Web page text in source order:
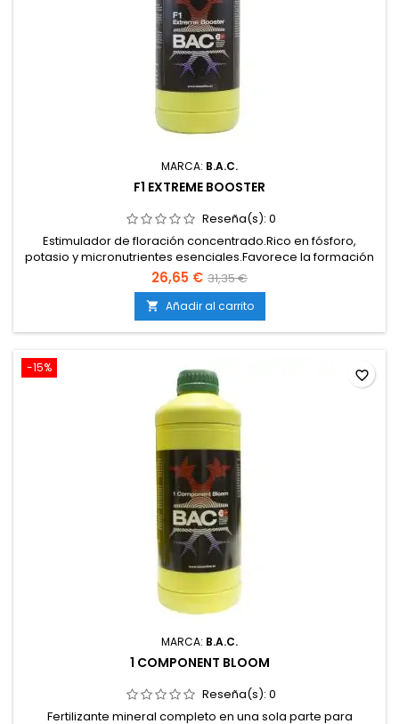
MARCA: B.A.C.
F1 EXTREME BOOSTER
Reseña(s): 0
Estimulador de floración concentrado.Rico en fósforo,
potasio y micronutrientes esenciales.Favorece la formación
de cogollos más densos y resinosos.Intensifica aromas,
sabores y producción de resina.100 % soluble en agua y fácil
de aplicar.
26,65 € 31,35 €
 Añadir al carrito
-15%
MARCA: B.A.C.
1 COMPONENT BLOOM
Reseña(s): 0
Fertilizante mineral completo en una sola parte para
favorite_border